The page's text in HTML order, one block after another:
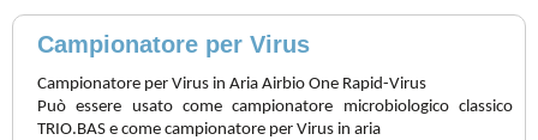
Campionatore per Virus
Campionatore per Virus in Aria Airbio One Rapid-Virus
Può essere usato come campionatore microbiologico classico
TRIO.BAS e come campionatore per Virus in aria